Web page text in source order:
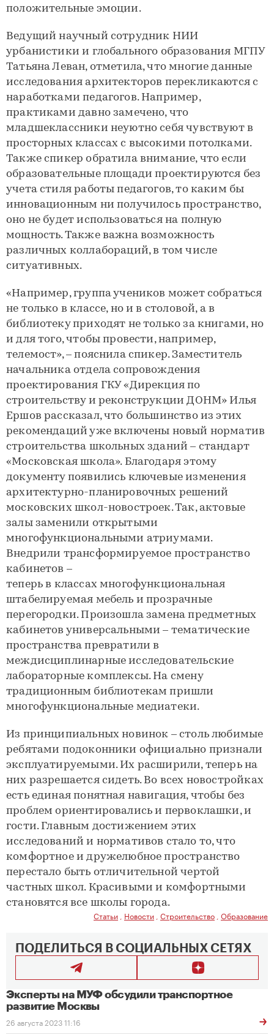
положительные эмоции.
Ведущий научный сотрудник НИИ
урбанистики и глобального образования МГПУ
Татьяна Леван, отметила, что многие данные
исследования архитекторов перекликаются с
наработками педагогов. Например,
практиками давно замечено, что
младшеклассники неуютно себя чувствуют в
просторных классах с высокими потолками.
Также спикер обратила внимание, что если
образовательные площади проектируются без
учета стиля работы педагогов, то каким бы
инновационным ни получилось пространство,
оно не будет использоваться на полную
мощность. Также важна возможность
различных коллабораций, в том числе
ситуативных.
«Например, группа учеников может собраться
не только в классе, но и в столовой, а в
библиотеку приходят не только за книгами, но
и для того, чтобы провести, например,
телемост», – пояснила спикер. Заместитель
начальника отдела сопровождения
проектирования ГКУ «Дирекция по
строительству и реконструкции ДОНМ» Илья
Ершов рассказал, что большинство из этих
рекомендаций уже включены новый норматив
строительства школьных зданий – стандарт
«Московская школа». Благодаря этому
документу появились ключевые изменения
архитектурно-планировочных решений
московских школ-новостроек. Так, актовые
залы заменили открытыми
многофункциональными атриумами.
Внедрили трансформируемое пространство
кабинетов –
теперь в классах многофункциональная
штабелируемая мебель и прозрачные
перегородки. Произошла замена предметных
кабинетов универсальными – тематические
пространства превратили в
междисциплинарные исследовательские
лабораторные комплексы. На смену
традиционным библиотекам пришли
многофункциональные медиатеки.
Из принципиальных новинок – столь любимые
ребятами подоконники официально признали
эксплуатируемыми. Их расширили, теперь на
них разрешается сидеть. Во всех новостройках
есть единая понятная навигация, чтобы без
проблем ориентировались и первоклашки, и
гости. Главным достижением этих
исследований и нормативов стало то, что
комфортное и дружелюбное пространство
перестало быть отличительной чертой
частных школ. Красивыми и комфортными
становятся все школы города.
Статьи Новости Строительство Образование
ПОДЕЛИТЬСЯ В СОЦИАЛЬНЫХ СЕТЯХ
Эксперты на МУФ обсудили транспортное
развитие Москвы
26 августа 2023 11:16